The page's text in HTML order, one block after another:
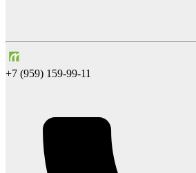
+7 (959) 159-99-11